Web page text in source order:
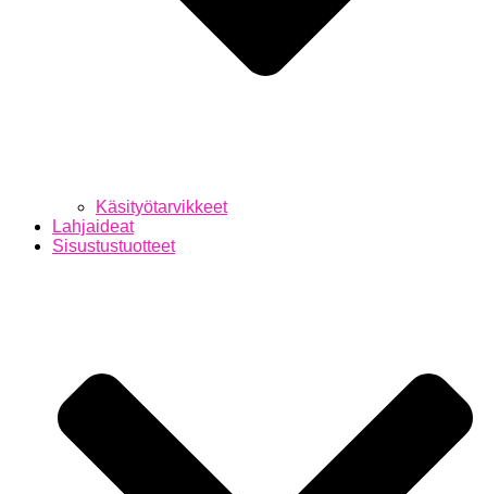
Käsityötarvikkeet
Lahjaideat
Sisustustuotteet